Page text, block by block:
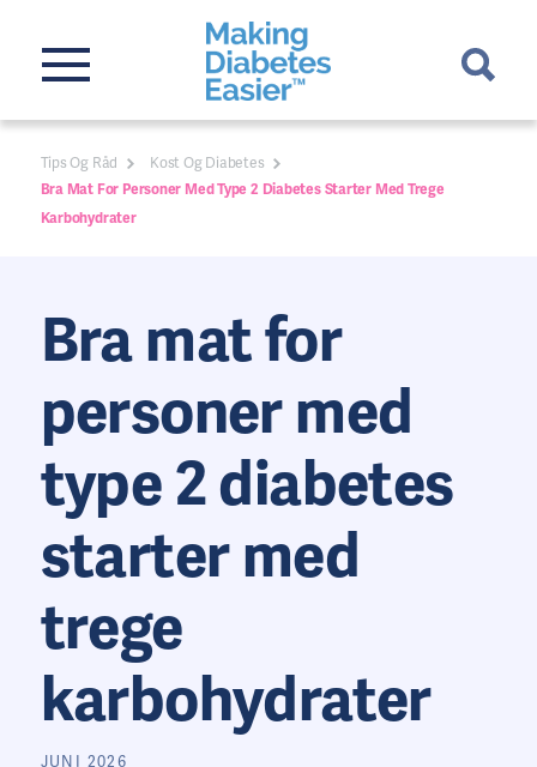
Tips Og Råd
Kost Og Diabetes
Bra Mat For Personer Med Type 2 Diabetes Starter Med Trege
Karbohydrater
Bra mat for
personer med
type 2 diabetes
starter med
trege
karbohydrater
JUNI 2026